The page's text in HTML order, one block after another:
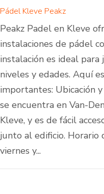
Pádel Kleve Peakz
Peakz Padel en Kleve
instalaciones de pádel
instalación es ideal
niveles y edades. Aquí
importantes: Ubicación
se encuentra en Van-
Kleve, y es de fácil
junto al edificio. Horario
viernes y...